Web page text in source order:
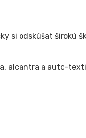
si odskúšat širokú
alcantra a auto-